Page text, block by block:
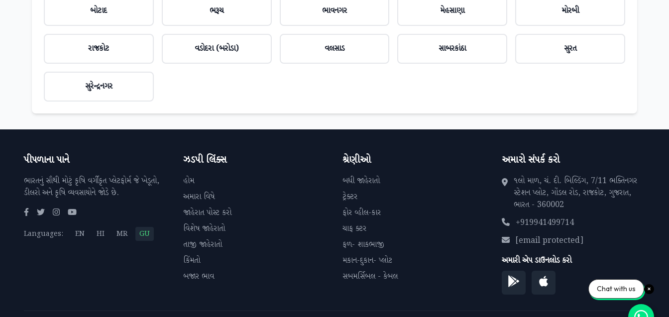
બોટાદ ભરૂચ ભાવનગર મેહસાણા મોરબી
રાજકોટ વડોદરા (બરોડા) વલસાડ સાબરકાંઠા સુરત
સુરેન્દ્રનગર
પીપળાના પાને
ભારતનું સૌથી મોટું કૃષિ વર્ગીકૃત પ્લેટફોર્મ જે ખેડૂતો,
ડીલરો અને કૃષિ વ્યવસાયોને જોડે છે.
Languages: EN HI MR GU
ઝડપી લિંક્સ
હોમ
અમારા વિષે
જાહેરાત પોસ્ટ કરો
વિશેષ જાહેરાતો
તાજી જાહેરાતો
કિંમતો
બજાર ભાવ
શ્રેણીઓ
બધી જાહેરાતો
ટ્રેક્ટર
ફોર વ્હીલ-કાર
ચાફ ક્ટર
ફળ- શાકભાજી
મકાન-દુકાન- પ્લોટ
સબમર્સિબલ - કેબલ
અમારો સંપર્ક કરો
૧લો માળ, ચં. દી. બિલ્ડિંગ, 7/11 ભક્તિનગર
સ્ટેશન પ્લોટ, ગોંડલ રોડ, રાજકોટ, ગુજરાત,
ભારત - 360002
+919941499714
[email protected]
અમારી એપ ડાઉનલોડ કરો
Chat with us